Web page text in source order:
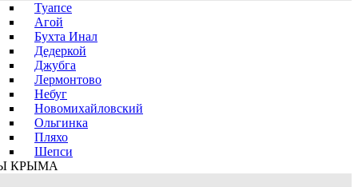
Туапсе
Агой
Бухта Инал
Дедеркой
Джубга
Лермонтово
Небуг
Новомихайловский
Ольгинка
Пляхо
Шепси
КРЫМА